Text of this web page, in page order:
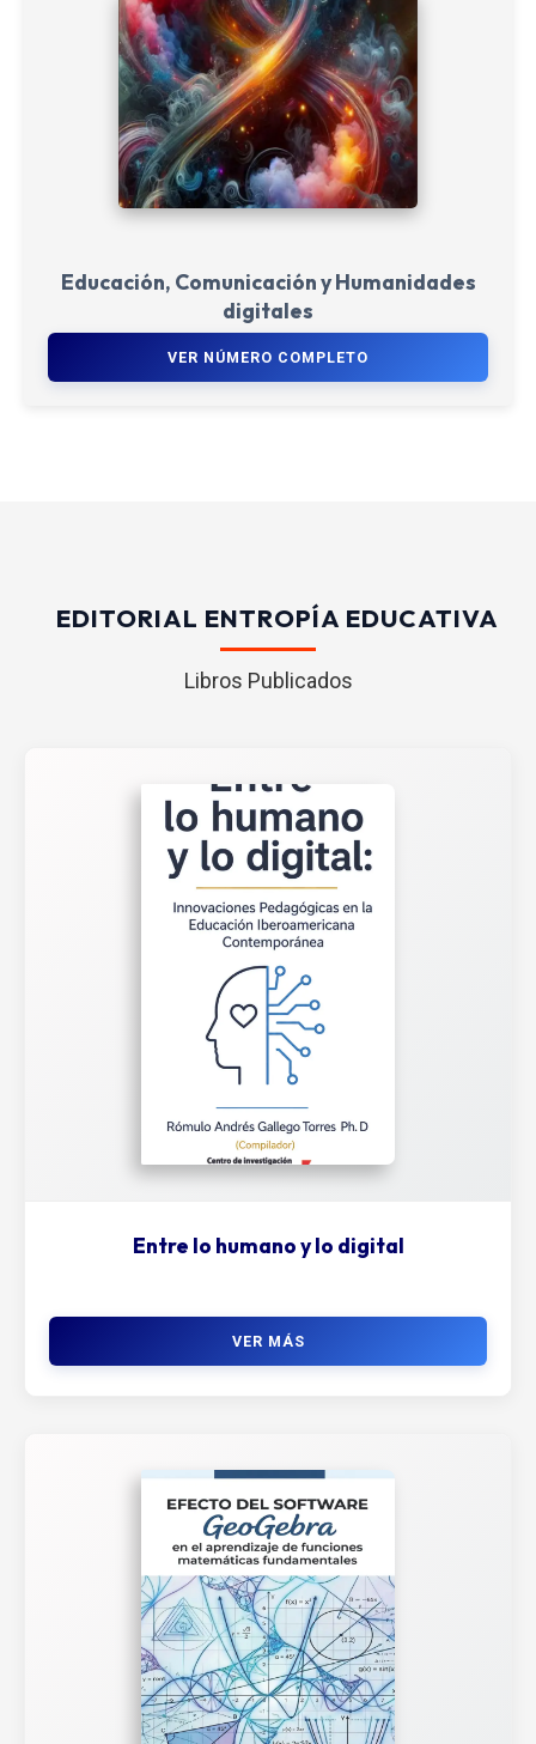
Educación, Comunicación y Humanidades
digitales
VER NÚMERO COMPLETO
EDITORIAL ENTROPÍA EDUCATIVA
Libros Publicados
Entre lo humano y lo digital
VER MÁS